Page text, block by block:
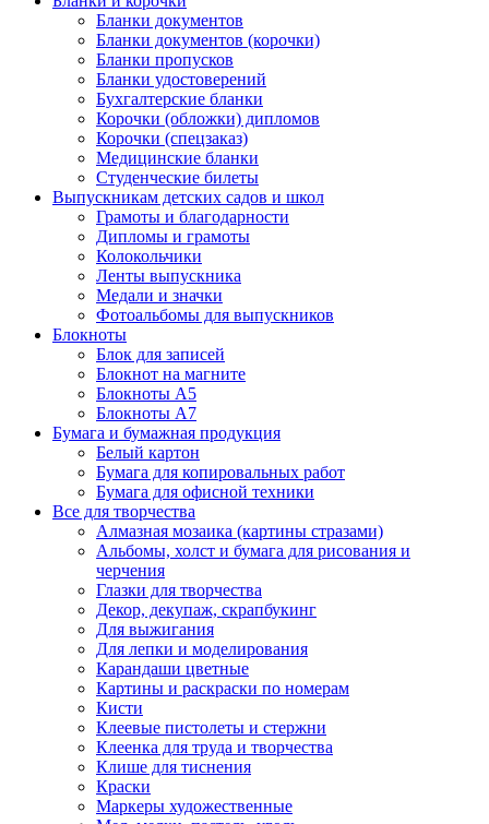
Бланки документов
Бланки документов (корочки)
Бланки пропусков
Бланки удостоверений
Бухгалтерские бланки
Корочки (обложки) дипломов
Корочки (спецзаказ)
Медицинские бланки
Студенческие билеты
Выпускникам детских садов и школ
Грамоты и благодарности
Дипломы и грамоты
Колокольчики
Ленты выпускника
Медали и значки
Фотоальбомы для выпускников
Блокноты
Блок для записей
Блокнот на магните
Блокноты А5
Блокноты А7
Бумага и бумажная продукция
Белый картон
Бумага для копировальных работ
Бумага для офисной техники
Все для творчества
Алмазная мозаика (картины стразами)
Альбомы, холст и бумага для рисования и
черчения
Глазки для творчества
Декор, декупаж, скрапбукинг
Для выжигания
Для лепки и моделирования
Карандаши цветные
Картины и раскраски по номерам
Кисти
Клеевые пистолеты и стержни
Клеенка для труда и творчества
Клише для тиснения
Краски
Маркеры художественные